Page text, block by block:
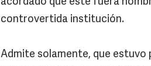
controvertida institución.
Admite solamente, que